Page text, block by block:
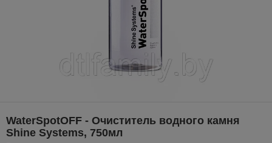
WaterSpotOFF - Очиститель водного камня
Shine Systems, 750мл